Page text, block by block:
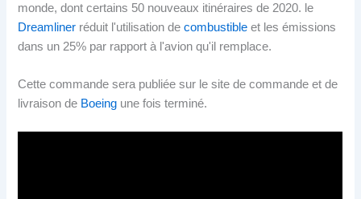
monde, dont certains 50 nouveaux itinéraires de 2020. le
Dreamliner réduit l'utilisation decombustible et les émissions
dans un 25% par rapport à l'avion qu'il remplace.
Cette commande sera publiée sur le site de commande et de
livraison de Boeing une fois terminé.